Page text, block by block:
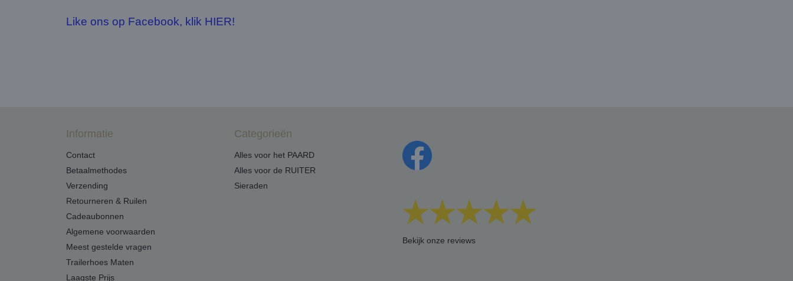
Like ons op Facebook, klik HIER!
Informatie
Contact
Betaalmethodes
Verzending
Retourneren & Ruilen
Cadeaubonnen
Algemene voorwaarden
Meest gestelde vragen
Trailerhoes Maten
Laagste Prijs
Categorieën
Alles voor het PAARD
Alles voor de RUITER
Sieraden
Bekijk onze reviews